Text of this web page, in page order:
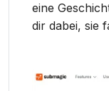
eine
dir dabei, sie